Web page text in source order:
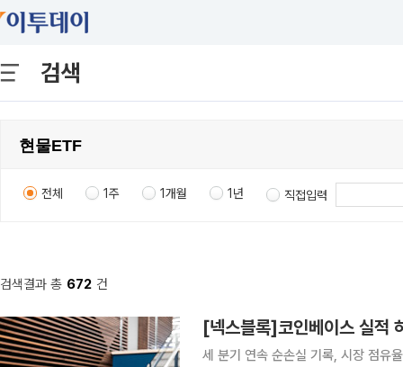
검색
전체 1주 1개월 1년 직접입력
검색결과 총 672 건
[넥스블록]코인베이스 실적
세 분기 연속 순손실 기록, 시장 점유